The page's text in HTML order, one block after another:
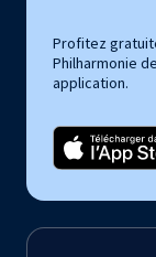
Profitez
Philharmonie
application.